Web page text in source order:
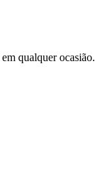
qualquer ocasião.